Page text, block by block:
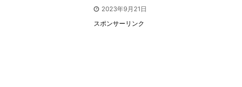
2023年9月21日
スポンサーリンク